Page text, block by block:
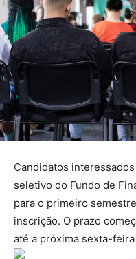
Candidatos
seletivo do Fundo de
para o primeiro
inscrição. O prazo
até a próxima sexta-feira